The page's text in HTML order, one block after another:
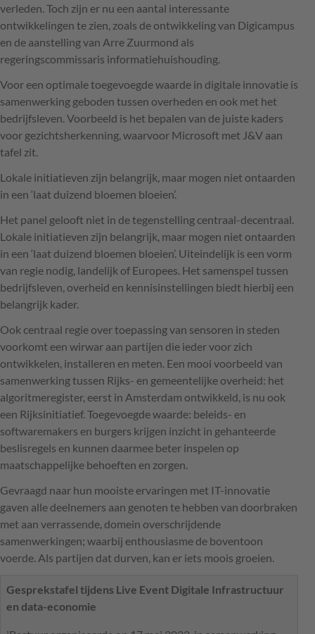
verleden. Toch zijn er nu een aantal interessante
ontwikkelingen te zien, zoals de ontwikkeling van Digicampus
en de aanstelling van Arre Zuurmond als
regeringscommissaris informatiehuishouding.
Voor een optimale toegevoegde waarde in digitale innovatie is
samenwerking geboden tussen overheden en ook met het
bedrijfsleven. Voorbeeld is het bepalen van de juiste kaders
voor gezichtsherkenning, waarvoor Microsoft met J&V aan
tafel zit.
Lokale initiatieven zijn belangrijk, maar mogen niet ontaarden
in een ‘laat duizend bloemen bloeien’.
Het panel gelooft niet in de tegenstelling centraal-decentraal.
Lokale initiatieven zijn belangrijk, maar mogen niet ontaarden
in een ‘laat duizend bloemen bloeien’. Uiteindelijk is een vorm
van regie nodig, landelijk of Europees. Het samenspel tussen
bedrijfsleven, overheid en kennisinstellingen biedt hierbij een
belangrijk kader.
Ook centraal regie over toepassing van sensoren in steden
voorkomt een wirwar aan partijen die ieder voor zich
ontwikkelen, installeren en meten. Een mooi voorbeeld van
samenwerking tussen Rijks- en gemeentelijke overheid: het
algoritmeregister, eerst in Amsterdam ontwikkeld, is nu ook
een Rijksinitiatief. Toegevoegde waarde: beleids- en
softwaremakers en burgers krijgen inzicht in gehanteerde
beslisregels en kunnen daarmee beter inspelen op
maatschappelijke behoeften en zorgen.
Gevraagd naar hun mooiste ervaringen met IT-innovatie
gaven alle deelnemers aan genoten te hebben van doorbraken
met aan verrassende, domein overschrijdende
samenwerkingen; waarbij enthousiasme de boventoon
voerde. Als partijen dat durven, kan er iets moois groeien.
Gesprekstafel tijdens Live Event Digitale Infrastructuur
en data-economie